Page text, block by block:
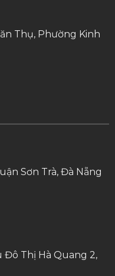
Thụ, Phường Kinh
Sơn Trà, Đà Nẵng
Đô Thị Hà Quang 2,